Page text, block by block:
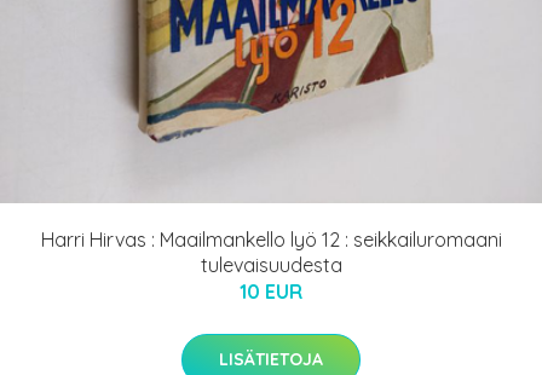
Harri Hirvas : Maailmankello lyö 12 : seikkailuromaani
tulevaisuudesta
10 EUR
LISÄTIETOJA